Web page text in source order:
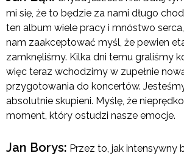
mi się, że to będzie za nami długo
ten album wiele pracy i mnóstwo
nam zaakceptować myśl, że pewien
zamknęliśmy. Kilka dni temu graliśmy
więc teraz wchodzimy w zupełnie
przygotowania do koncertów.
absolutnie skupieni. Myślę, że
moment, który ostudzi nasze emocje.
Jan Borys: Przez to, jak intensywny